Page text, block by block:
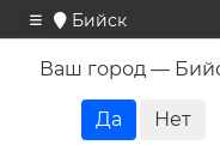
Бийск
Ваш город —